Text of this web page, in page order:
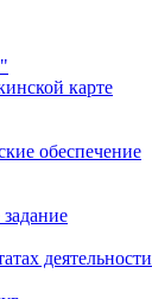
карте
обеспечение
деятельности